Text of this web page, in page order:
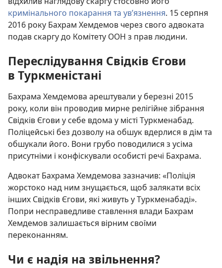
кримінального покарання та ув’язнення. 15 серпня
2016 року Бахрам Хемдемов через свого адвоката
подав скаргу до Комітету ООН з прав людини.
Переслідування Свідків Єгови
в Туркменістані
Бахрама Хемдемова арештували у березні 2015
року, коли він проводив мирне релігійне зібрання
Свідків Єгови у себе вдома у місті Туркменабад.
Поліцейські без дозволу на обшук вдерлися в дім та
обшукали його. Вони грубо поводилися з усіма
присутніми і конфіскували особисті речі Бахрама.
Адвокат Бахрама Хемдемова зазначив: «Поліція
жорстоко над ним знущається, щоб залякати всіх
інших Свідків Єгови, які живуть у Туркменабаді».
Попри несправедливе ставлення влади Бахрам
Хемдемов залишається вірним своїми
переконанням.
Чи є надія на звільнення?